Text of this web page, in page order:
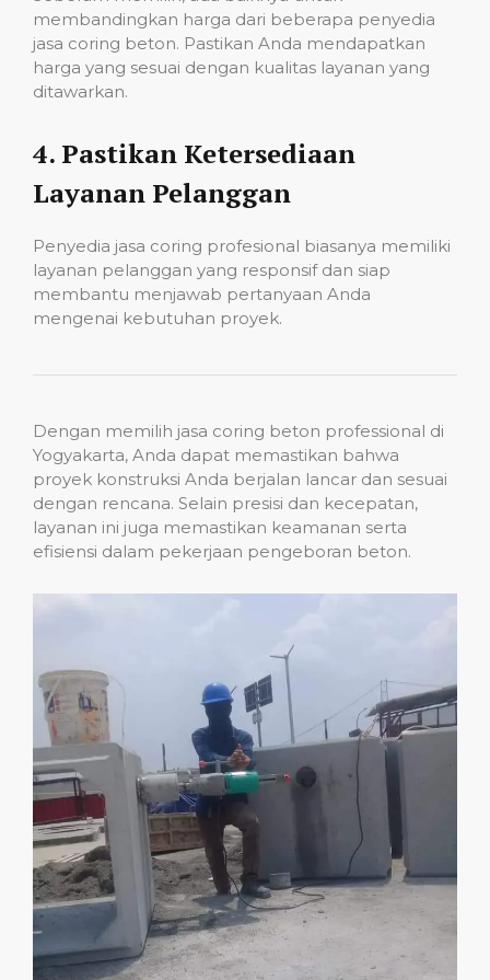
membandingkan harga dari beberapa penyedia
jasa coring beton. Pastikan Anda mendapatkan
harga yang sesuai dengan kualitas layanan yang
ditawarkan.
4. Pastikan Ketersediaan
Layanan Pelanggan
Penyedia jasa coring profesional biasanya memiliki
layanan pelanggan yang responsif dan siap
membantu menjawab pertanyaan Anda
mengenai kebutuhan proyek.
Dengan memilih jasa coring beton professional di
Yogyakarta, Anda dapat memastikan bahwa
proyek konstruksi Anda berjalan lancar dan sesuai
dengan rencana. Selain presisi dan kecepatan,
layanan ini juga memastikan keamanan serta
efisiensi dalam pekerjaan pengeboran beton.